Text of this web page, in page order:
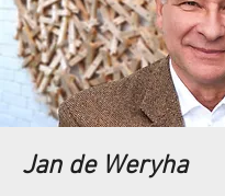
Jan de Weryha